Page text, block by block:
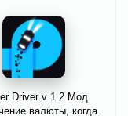
Driver v 1.2 Мод
валюты, когда